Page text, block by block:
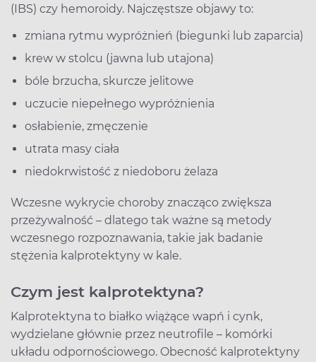
(IBS) czy hemoroidy. Najczęstsze objawy to:
zmiana rytmu wypróżnień (biegunki lub zaparcia)
krew w stolcu (jawna lub utajona)
bóle brzucha, skurcze jelitowe
uczucie niepełnego wypróżnienia
osłabienie, zmęczenie
utrata masy ciała
niedokrwistość z niedoboru żelaza
Wczesne wykrycie choroby znacząco zwiększa
przeżywalność – dlatego tak ważne są metody
wczesnego rozpoznawania, takie jak badanie
stężenia kalprotektyny w kale.
Czym jest kalprotektyna?
Kalprotektyna to białko wiążące wapń i cynk,
wydzielane głównie przez neutrofile – komórki
układu odpornościowego. Obecność kalprotektyny